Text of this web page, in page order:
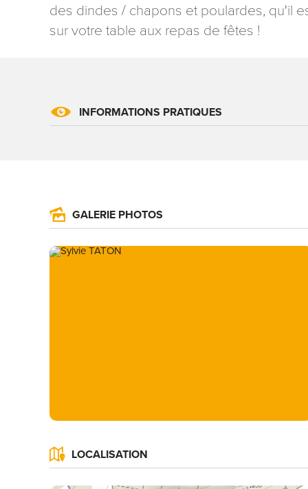
des dindes / chapons et poulardes, qu'il
sur votre table aux repas de fêtes !
INFORMATIONS PRATIQUES
GALERIE PHOTOS
LOCALISATION
concernant,
Tourisme -